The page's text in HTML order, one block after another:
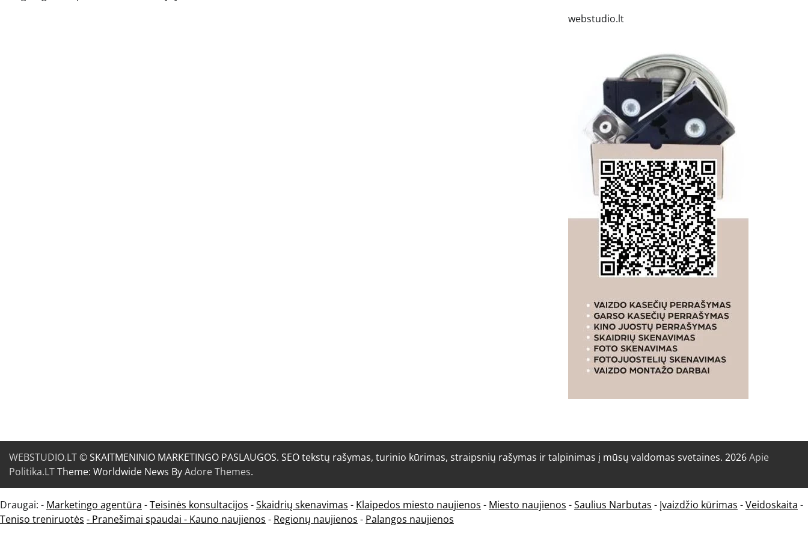
webstudio.lt
WEBSTUDIO.LT© SKAITMENINIO MARKETINGO PASLAUGOS. SEO tekstų rašymas, turinio kūrimas, straipsnių rašymas ir talpinimas į mūsų valdomas svetaines. 2026Apie
Politika.LTTheme: Worldwide News ByAdore Themes.
Draugai: - Marketingo agentūra -Teisinės konsultacijos -Skaidrių skenavimas - Klaipedos miesto naujienos - Miesto naujienos -Saulius Narbutas - Įvaizdžio kūrimas -Veidoskaita -
Teniso treniruotės - Pranešimai spaudai - Kauno naujienos - Regionų naujienos - Palangos naujienos